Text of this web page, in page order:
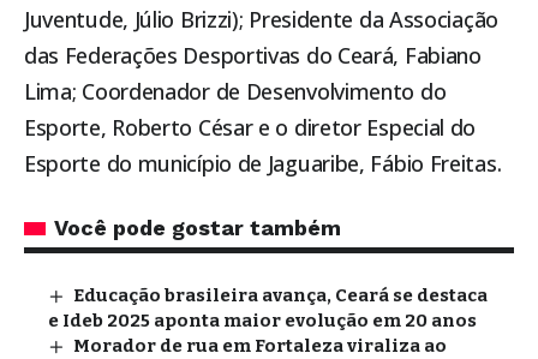
Juventude, Júlio Brizzi); Presidente da Associação
das Federações Desportivas do Ceará, Fabiano
Lima; Coordenador de Desenvolvimento do
Esporte, Roberto César e o diretor Especial do
Esporte do município de Jaguaribe, Fábio Freitas.
Você pode gostar também
Educação brasileira avança, Ceará se destaca
e Ideb 2025 aponta maior evolução em 20 anos
Morador de rua em Fortaleza viraliza ao